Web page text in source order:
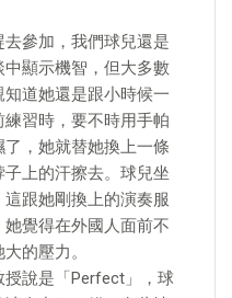
參加，我們球兒還是
顯示機智，但大多數
道她還是跟小時候一
習時，要不時用手帕
，她就替她換上一條
上的汗擦去。球兒坐
跟她剛換上的演奏服
覺得在外國人面前不
的壓力。
說是「Perfect」，球